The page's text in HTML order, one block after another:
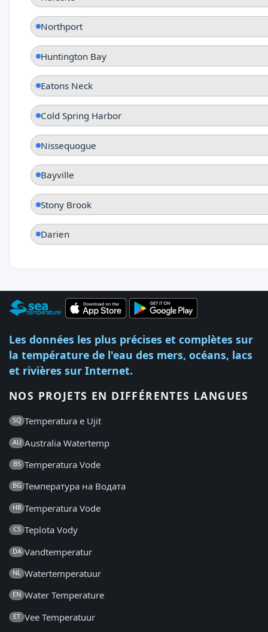
Northport
Huntington Bay
Eatons Neck
Cold Spring Harbor
Nissequogue
Bayville
Stony Brook
Darien
Les données les plus précises et complètes sur
la température de l'eau des mers, océans, lacs
et rivières sur Internet.
NOS PROJETS EN DIFFÉRENTES LANGUES
SQ Temperatura e Ujit
AU Australia Watertemp
BS Temperatura Vode
BG Температура на Водата
HR Temperatura Vode
CS Teplota Vody
DA Vandtemperatur
NL Watertemperatuur
EN Water Temperature
ET Vee Temperatuur